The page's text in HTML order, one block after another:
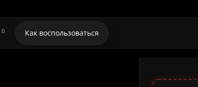
0 Как воспользоваться